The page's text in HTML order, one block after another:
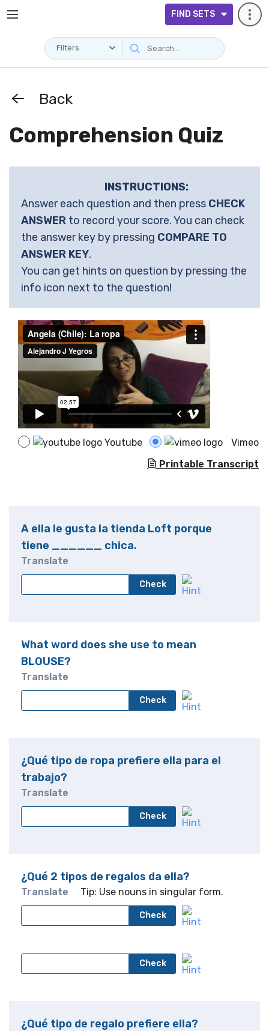
FIND SETS
Filters
Back
Comprehension Quiz
INSTRUCTIONS:
Answer each question and then press CHECK
ANSWER to record your score. You can check
the answer key by pressing COMPARE TO
ANSWER KEY.
You can get hints on question by pressing the
info icon next to the question!
Youtube
Vimeo
Printable Transcript
A ella le gusta la tienda Loft porque
tiene ______ chica.
Translate
Check
What word does she use to mean
BLOUSE?
Translate
Check
¿Qué tipo de ropa prefiere ella para el
trabajo?
Translate
Check
¿Qué 2 tipos de regalos da ella?
Translate Tip: Use nouns in singular form.
Check
Check
¿Qué tipo de regalo prefiere ella?